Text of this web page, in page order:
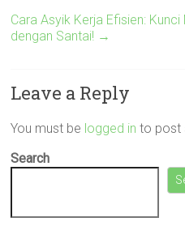
Cara Asyik Kerja Efisien:
dengan Santai! →
Leave a Reply
You must be logged in to post
Search